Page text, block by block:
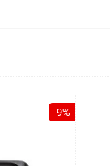
-9%